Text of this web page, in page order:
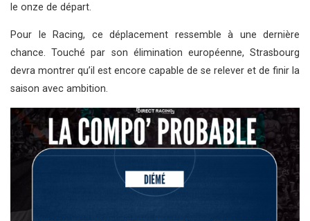
le onze de départ.
Pour le Racing, ce déplacement ressemble à une dernière
chance. Touché par son élimination européenne, Strasbourg
devra montrer qu’il est encore capable de se relever et de finir la
saison avec ambition.